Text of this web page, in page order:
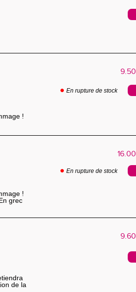
9.50
En rupture de stock
!
16.00
En rupture de stock
!
grec
9.60
de la